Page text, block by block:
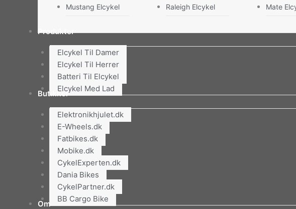
Mustang Elcykel Raleigh Elcykel Mate
Produkter
Elcykel Til Damer
Elcykel Til Herrer
Batteri Til Elcykel
Elcykel Med Lad
Butikker
Elektronikhjulet.dk
E-Wheels.dk
Fatbikes.dk
Mobike.dk
CykelExperten.dk
Dania Bikes
CykelPartner.dk
BB Cargo Bike
Om